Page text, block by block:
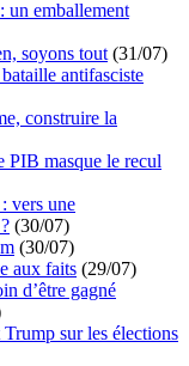
un emballement
soyons tout (31/07)
antifasciste
construire la
PIB masque le recul
vers une
(30/07)
(30/07)
aux faits (29/07)
d’être gagné
sur les élections